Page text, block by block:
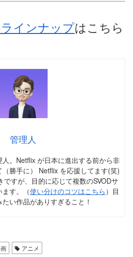
インナップはこちら
管理人
。Netflix が日本に進出する前から非
勝手に） Netflix を応援してます(笑)
ですが、目的に応じて複数のSVODサ
す。（使い分けのコツはこちら ）目
い作品がありすぎること！
アニメ